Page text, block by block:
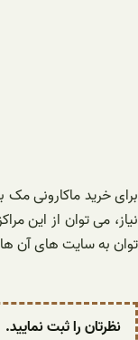
برای خرید ماکارونی مک
نیاز، می توان از این
توان به سایت های آن
نظرتان را ثبت نمایید.